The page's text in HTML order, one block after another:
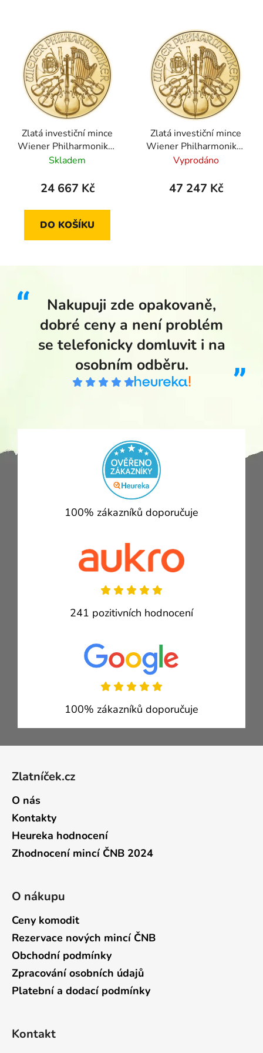
Zlatá investiční mince
Wiener Philharmoniker
1/4 Oz 2025
Skladem
24 667 Kč
DO KOŠÍKU
Zlatá investiční mince
Wiener Philharmoniker
1/2 Oz 2025
Vyprodáno
47 247 Kč
Nakupuji zde opakovaně,
dobré ceny a není problém
se telefonicky domluvit i na
osobním odběru.
100% zákazníků doporučuje
241 pozitivních hodnocení
100% zákazníků doporučuje
Zlatníček.cz
O nás
Kontakty
Heureka hodnocení
Zhodnocení mincí ČNB 2024
O nákupu
Ceny komodit
Rezervace nových mincí ČNB
Obchodní podmínky
Zpracování osobních údajů
Platební a dodací podmínky
Kontakt